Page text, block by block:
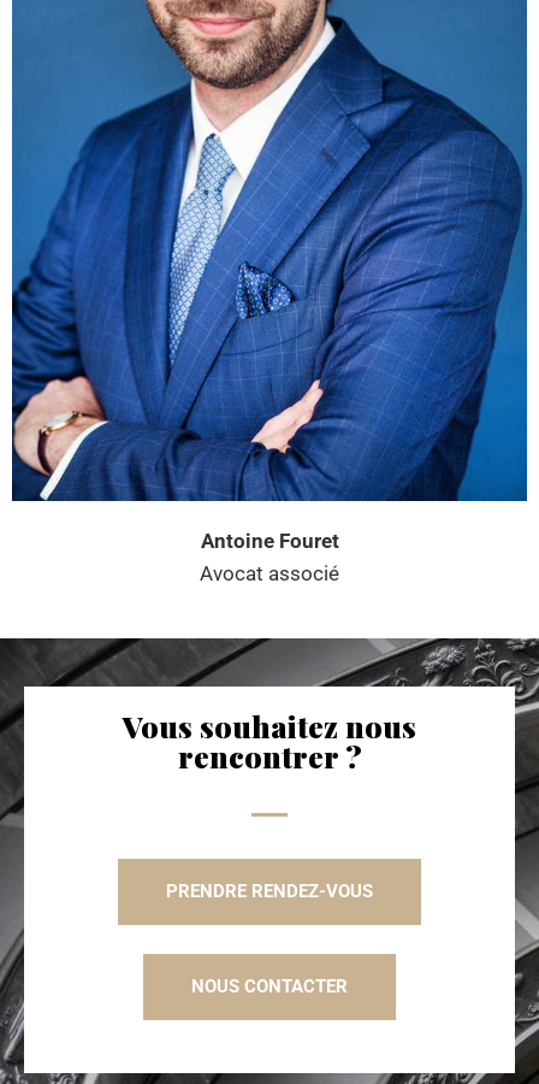
Antoine Fouret
Avocat associé
Vous souhaitez nous
rencontrer ?
PRENDRE RENDEZ-VOUS
NOUS CONTACTER